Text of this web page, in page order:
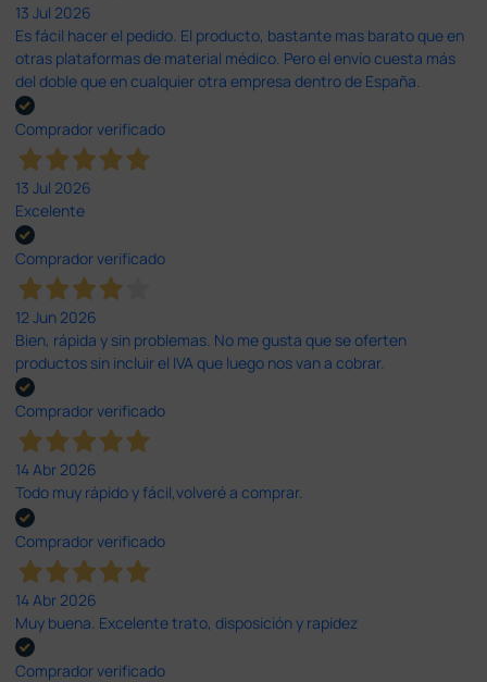
13 Jul 2026
Es fácil hacer el pedido. El producto, bastante mas barato que en
otras plataformas de material médico. Pero el envío cuesta más
del doble que en cualquier otra empresa dentro de España.
Comprador verificado
13 Jul 2026
Excelente
Comprador verificado
12 Jun 2026
Bien, rápida y sin problemas. No me gusta que se oferten
productos sin incluir el IVA que luego nos van a cobrar.
Comprador verificado
14 Abr 2026
Todo muy rápido y fácil,volveré a comprar.
Comprador verificado
14 Abr 2026
Muy buena. Excelente trato, disposición y rapidez
Comprador verificado